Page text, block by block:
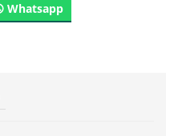
Whatsapp